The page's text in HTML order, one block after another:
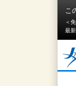
こ
＜
最